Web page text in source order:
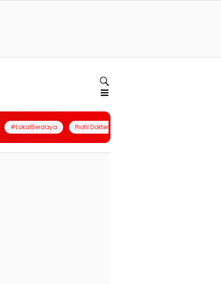
#LokalBerdaya Profil Dokter